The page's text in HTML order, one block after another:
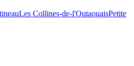
Les Collines-de-l'OutaouaisPetite